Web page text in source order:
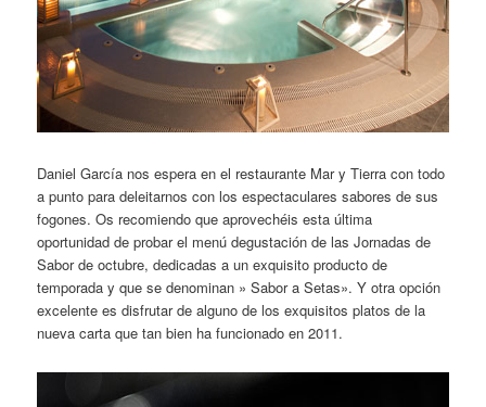
Daniel García nos espera en el restaurante Mar y Tierra con todo
a punto para deleitarnos con los espectaculares sabores de sus
fogones. Os recomiendo que aprovechéis esta última
oportunidad de probar el menú degustación de las Jornadas de
Sabor de octubre, dedicadas a un exquisito producto de
temporada y que se denominan » Sabor a Setas». Y otra opción
excelente es disfrutar de alguno de los exquisitos platos de la
nueva carta que tan bien ha funcionado en 2011.